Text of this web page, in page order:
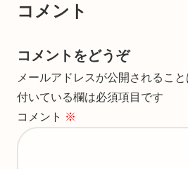
コメント
コメントをどうぞ
メールアドレスが公開されること
付いている欄は必須項目です
コメント ※